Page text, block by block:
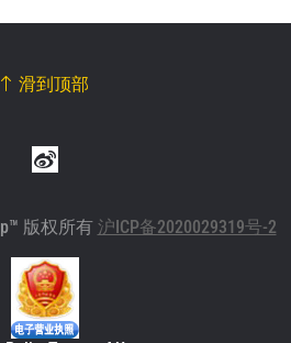
滑到顶部
版权所有 沪ICP备2020029319号-2